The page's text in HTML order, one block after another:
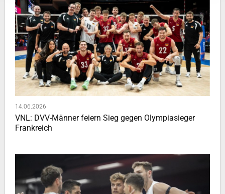
14.06.2026
VNL: DVV-Männer feiern Sieg gegen Olympiasieger
Frankreich